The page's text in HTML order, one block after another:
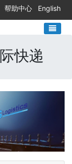
帮助中心 English
快递